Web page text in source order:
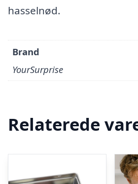
hasselnød.
Brand
YourSurprise
Relaterede